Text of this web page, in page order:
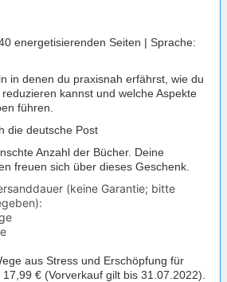
energetisierenden Seiten | Sprache:
in denen du praxisnah erfährst, wie du
kannst und welche Aspekte
führen.
die deutsche Post
Anzahl der Bücher. Deine
freuen sich über dieses Geschenk.
(keine Garantie; bitte
aus Stress und Erschöpfung für
€ (Vorverkauf gilt bis 31.07.2022).